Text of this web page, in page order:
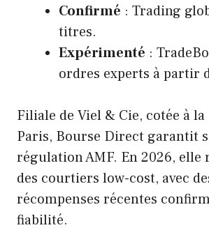
Confirmé : Trading
titres.
Expérimenté :
ordres experts à partir
Filiale de Viel & Cie, cotée à la
Paris, Bourse Direct garantit
régulation AMF. En 2026, elle
des courtiers low-cost, avec
récompenses récentes
fiabilité.